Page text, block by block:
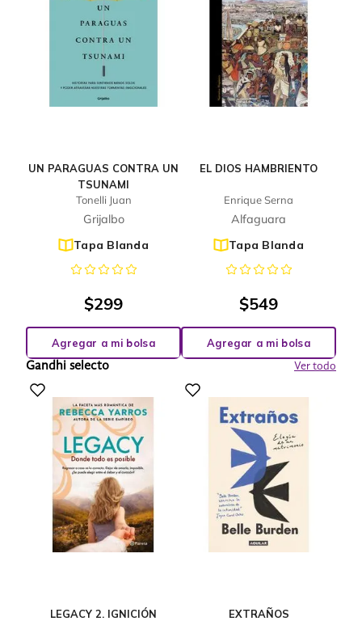
UN PARAGUAS CONTRA UN
TSUNAMI
Tonelli Juan
Grijalbo
Tapa Blanda
$299
Agregar a mi bolsa
EL DIOS HAMBRIENTO
Enrique Serna
Alfaguara
Tapa Blanda
$549
Agregar a mi bolsa
Gandhi selecto
Ver todo
LEGACY 2. IGNICIÓN EXTRAÑOS